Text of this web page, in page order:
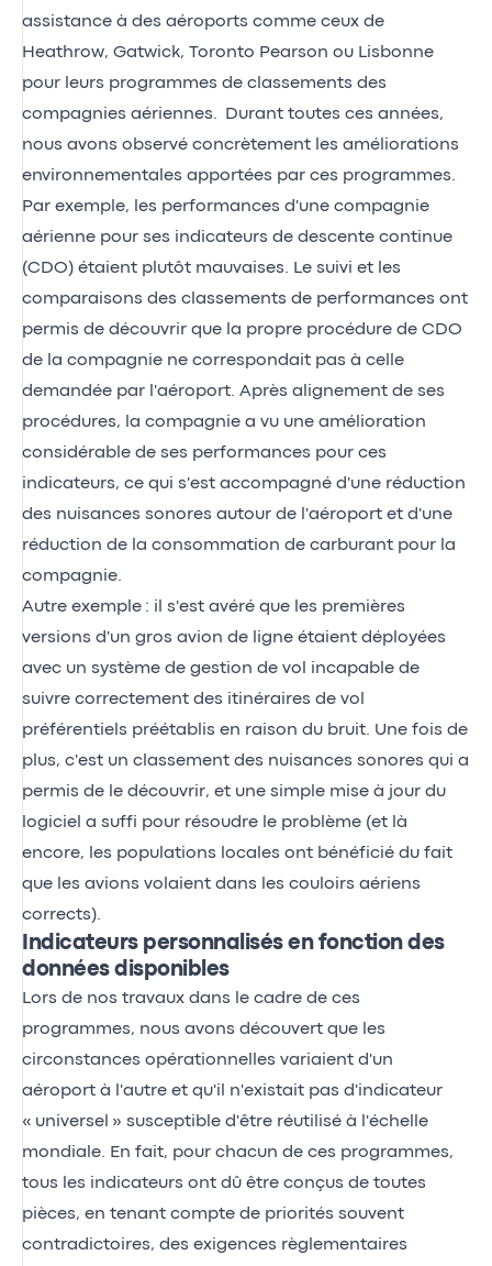
assistance à des aéroports comme ceux de
Heathrow, Gatwick, Toronto Pearson ou Lisbonne
pour leurs programmes de classements des
compagnies aériennes. Durant toutes ces années,
nous avons observé concrètement les améliorations
environnementales apportées par ces programmes.
Par exemple, les performances d'une compagnie
aérienne pour ses indicateurs de descente continue
(CDO) étaient plutôt mauvaises. Le suivi et les
comparaisons des classements de performances ont
permis de découvrir que la propre procédure de CDO
de la compagnie ne correspondait pas à celle
demandée par l'aéroport. Après alignement de ses
procédures, la compagnie a vu une amélioration
considérable de ses performances pour ces
indicateurs, ce qui s'est accompagné d'une réduction
des nuisances sonores autour de l'aéroport et d'une
réduction de la consommation de carburant pour la
compagnie.
Autre exemple : il s'est avéré que les premières
versions d'un gros avion de ligne étaient déployées
avec un système de gestion de vol incapable de
suivre correctement des itinéraires de vol
préférentiels préétablis en raison du bruit. Une fois de
plus, c'est un classement des nuisances sonores qui a
permis de le découvrir, et une simple mise à jour du
logiciel a suffi pour résoudre le problème (et là
encore, les populations locales ont bénéficié du fait
que les avions volaient dans les couloirs aériens
corrects).
Indicateurs personnalisés en fonction des
données disponibles
Lors de nos travaux dans le cadre de ces
programmes, nous avons découvert que les
circonstances opérationnelles variaient d'un
aéroport à l'autre et qu'il n'existait pas d'indicateur
« universel » susceptible d'être réutilisé à l'échelle
mondiale. En fait, pour chacun de ces programmes,
tous les indicateurs ont dû être conçus de toutes
pièces, en tenant compte de priorités souvent
contradictoires, des exigences règlementaires